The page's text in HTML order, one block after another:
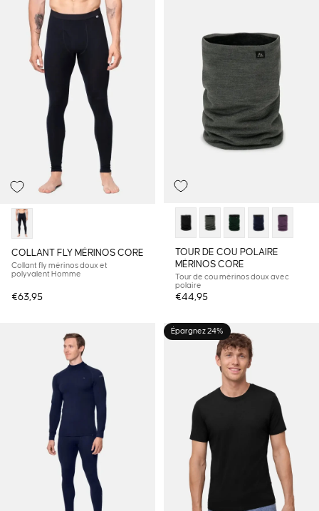
COLLANT FLY MÉRINOS CORE
Collant fly mérinos doux et
polyvalent Homme
€63,95
TOUR DE COU POLAIRE
MÉRINOS CORE
Tour de cou mérinos doux avec
polaire
€44,95
Épargnez 24%